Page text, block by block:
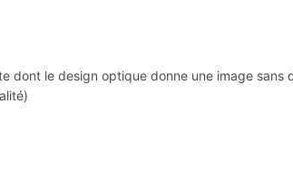
dont le design optique donne une image sans